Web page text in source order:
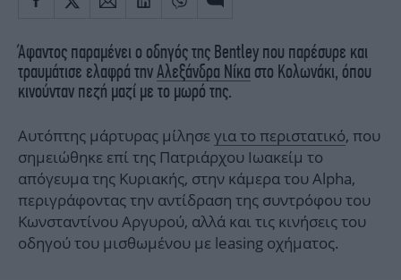
Άφαντος παραμένει ο οδηγός της Bentley που παρέσυρε και
τραυμάτισε ελαφρά τηνΑλεξάνδρα Νίκα στο Κολωνάκι, όπου
κινούνταν πεζή μαζί με το μωρό της.
Αυτόπτης μάρτυρας μίλησε για το περιστατικό, που
σημειώθηκε επί της Πατριάρχου Ιωακείμ το
απόγευμα της Κυριακής, στην κάμερα του Alpha,
περιγράφοντας την αντίδραση της συντρόφου του
Κωνσταντίνου Αργυρού, αλλά και τις κινήσεις του
οδηγού του μισθωμένου με leasing οχήματος.